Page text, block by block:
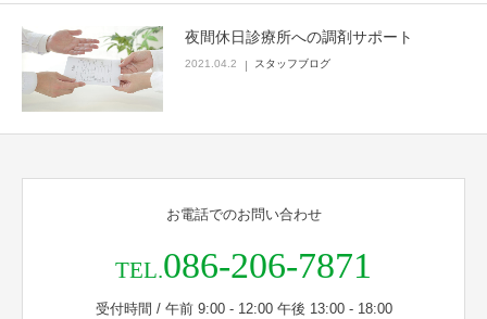
夜間休日診療所への調剤サポート
2021.04.2 スタッフブログ
お電話でのお問い合わせ
TEL.086-206-7871
受付時間 / 午前 9:00 - 12:00 午後 13:00 - 18:00